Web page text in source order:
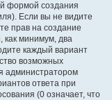
формой создания
Если вы не видите
прав на создание
как минимум, два
каждый вариант
возможных
администратором
ответа при
(0 означает, что